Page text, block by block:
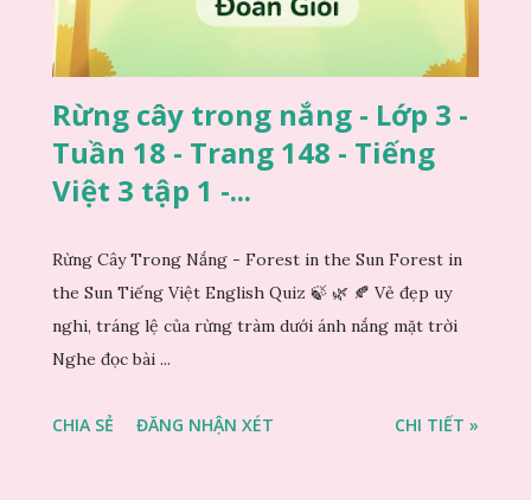
Rừng cây trong nắng - Lớp 3 -
Tuần 18 - Trang 148 - Tiếng
Việt 3 tập 1 -...
Rừng Cây Trong Nắng - Forest in the Sun Forest in
the Sun Tiếng Việt English Quiz 🍃 🌿 🍂 Vẻ đẹp uy
nghi, tráng lệ của rừng tràm dưới ánh nắng mặt trời
Nghe đọc bài ...
CHIA SẺ ĐĂNG NHẬN XÉT CHI TIẾT »